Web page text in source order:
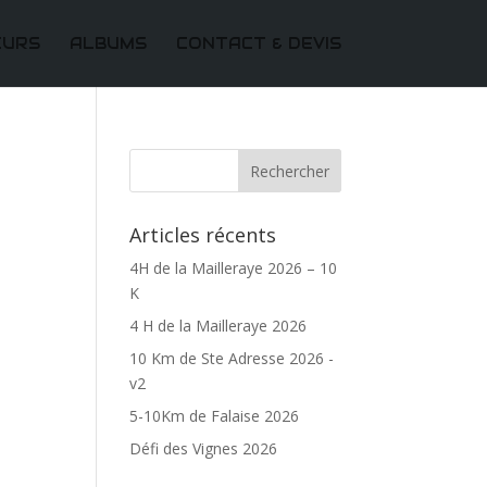
ALBUMS CONTACT & DEVIS
Articles récents
4H de la Mailleraye 2026 – 10
K
4 H de la Mailleraye 2026
10 Km de Ste Adresse 2026 -
v2
5-10Km de Falaise 2026
Défi des Vignes 2026